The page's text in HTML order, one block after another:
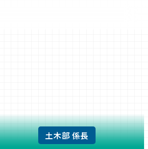
土木部 係長